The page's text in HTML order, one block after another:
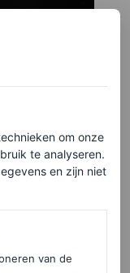
om onze
te analyseren.
en zijn niet
van de